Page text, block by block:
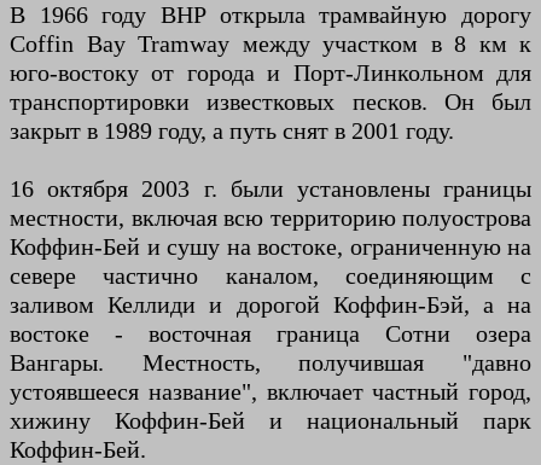
В 1966 году BHP открыла трамвайную дорогу
Coffin Bay Tramway между участком в 8 км к
юго-востоку от города и Порт-Линкольном для
транспортировки известковых песков. Он был
закрыт в 1989 году, а путь снят в 2001 году.
16 октября 2003 г. были установлены границы
местности, включая всю территорию полуострова
Коффин-Бей и сушу на востоке, ограниченную на
севере частично каналом, соединяющим с
заливом Келлиди и дорогой Коффин-Бэй, а на
востоке - восточная граница Сотни озера
Вангары. Местность, получившая "давно
устоявшееся название", включает частный город,
хижину Коффин-Бей и национальный парк
Коффин-Бей.